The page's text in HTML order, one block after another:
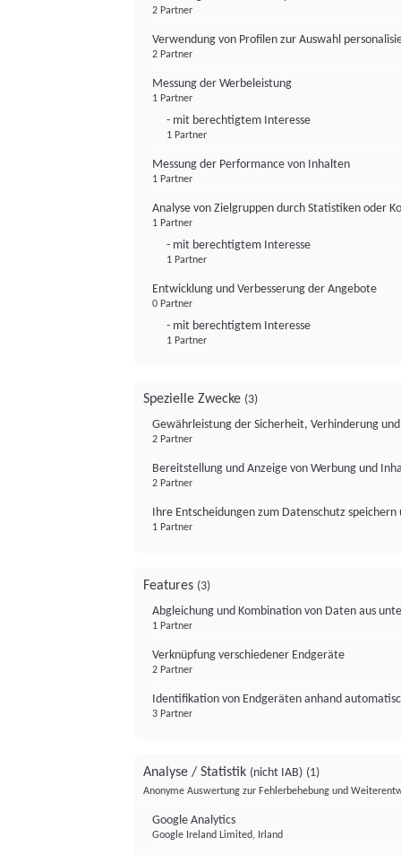
2 Partner
Verwendung von Profilen zur Auswahl
2 Partner
Messung der Werbeleistung
1 Partner
- mit berechtigtem Interesse
1 Partner
Messung der Performance von Inhalten
1 Partner
Analyse von Zielgruppen durch Statistiken oder
1 Partner
- mit berechtigtem Interesse
1 Partner
Entwicklung und Verbesserung der Angebote
0 Partner
- mit berechtigtem Interesse
1 Partner
Spezielle Zwecke (3)
Gewährleistung der Sicherheit, Verhinderung
2 Partner
Bereitstellung und Anzeige von Werbung und
2 Partner
Ihre Entscheidungen zum Datenschutz
1 Partner
Features (3)
Abgleichung und Kombination von Daten aus
1 Partner
Verknüpfung verschiedener Endgeräte
2 Partner
Identifikation von Endgeräten anhand
3 Partner
Analyse / Statistik (nicht IAB) (1)
Anonyme Auswertung zur Fehlerbehebung und
Google Analytics
Google Ireland Limited, Irland